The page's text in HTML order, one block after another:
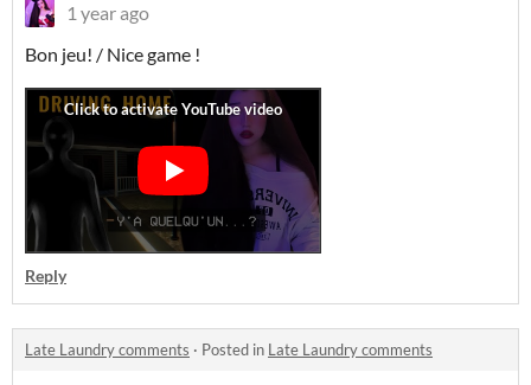
1 year ago
Bon jeu! / Nice game !
Reply
Late Laundry comments · Posted in Late Laundry comments